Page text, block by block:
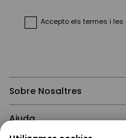
Accepto els termes i
Sobre Nosaltres
Ajuda